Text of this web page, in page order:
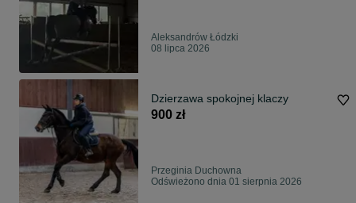
Aleksandrów Łódzki
08 lipca 2026
Dzierzawa spokojnej klaczy
900 zł
Przeginia Duchowna
Odświeżono dnia 01 sierpnia 2026